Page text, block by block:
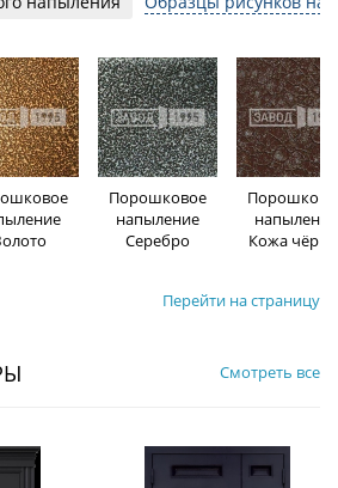
Порошковое
напыление
Серебро
напыление
Кожа
Перейти на страницу
Смотреть все